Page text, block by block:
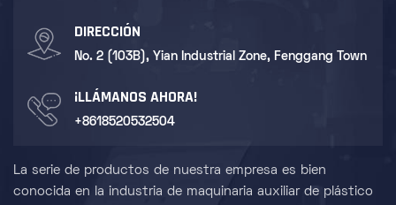
DIRECCIÓN
No. 2 (103B), Yian Industrial Zone, Fenggang Town
¡LLÁMANOS AHORA!
+8618520532504
La serie de productos de nuestra empresa es bien
conocida en la industria de maquinaria auxiliar de plástico